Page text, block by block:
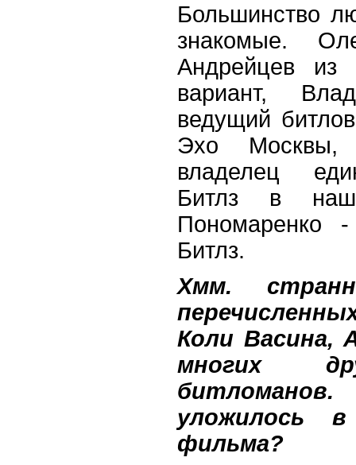
Большинство
знакомые.
Андрейцев из
вариант,
ведущий
Эхо
владелец
Битлз в
Пономаренко
Битлз.
Хмм.
Коли Васина,
многих
уложилось
фильма?